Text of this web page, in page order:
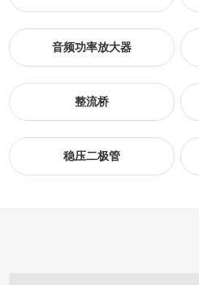
音频功率放大器
整流桥
稳压二极管